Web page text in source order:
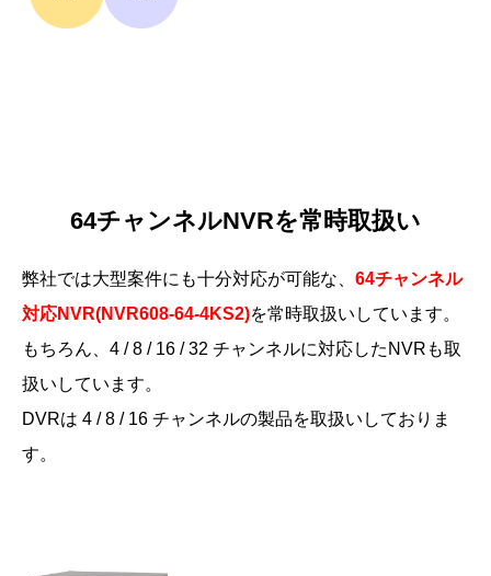
64チャンネルNVRを常時取扱い
弊社では大型案件にも十分対応が可能な、 64チャンネル
対応NVR(NVR608-64-4KS2)を常時取扱いしています。
もちろん、4 / 8 / 16 / 32 チャンネルに対応したNVRも取
扱いしています。
DVRは 4 / 8 / 16 チャンネルの製品を取扱いしておりま
す。